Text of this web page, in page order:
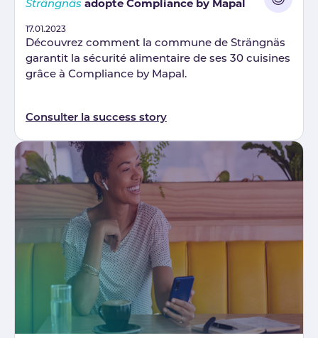
Strängnäs adopte Compliance by Mapal
Published
17.01.2023
Découvrez comment la commune de Strängnäs
garantit la sécurité alimentaire de ses 30 cuisines
grâce à Compliance by Mapal.
Consulter la success story